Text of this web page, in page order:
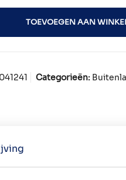
70cl aantal
TOEVOEGEN AAN
041241 Categorieën: